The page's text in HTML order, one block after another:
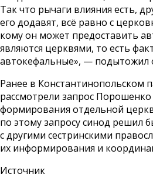
Так что рычаги влияния есть,
его додавят, всё равно с
кому он может предоставить
являются церквями, то есть
автокефальные», — подытожил
Ранее в Константинопольском
рассмотрели запрос
формирования отдельной
по этому запросу синод решил
с другими сестринскими
их информирования и
Источник